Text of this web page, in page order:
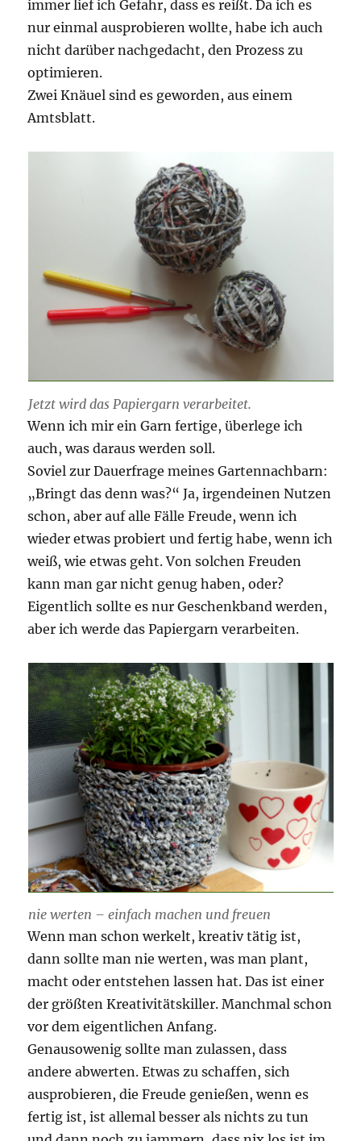
immer lief ich Gefahr, dass es reißt. Da ich es
nur einmal ausprobieren wollte, habe ich auch
nicht darüber nachgedacht, den Prozess zu
optimieren.
Zwei Knäuel sind es geworden, aus einem
Amtsblatt.
Jetzt wird das Papiergarn verarbeitet.
Wenn ich mir ein Garn fertige, überlege ich
auch, was daraus werden soll.
Soviel zur Dauerfrage meines Gartennachbarn:
„Bringt das denn was?“ Ja, irgendeinen Nutzen
schon, aber auf alle Fälle Freude, wenn ich
wieder etwas probiert und fertig habe, wenn ich
weiß, wie etwas geht. Von solchen Freuden
kann man gar nicht genug haben, oder?
Eigentlich sollte es nur Geschenkband werden,
aber ich werde das Papiergarn verarbeiten.
nie werten – einfach machen und freuen
Wenn man schon werkelt, kreativ tätig ist,
dann sollte man nie werten, was man plant,
macht oder entstehen lassen hat. Das ist einer
der größten Kreativitätskiller. Manchmal schon
vor dem eigentlichen Anfang.
Genausowenig sollte man zulassen, dass
andere abwerten. Etwas zu schaffen, sich
ausprobieren, die Freude genießen, wenn es
fertig ist, ist allemal besser als nichts zu tun